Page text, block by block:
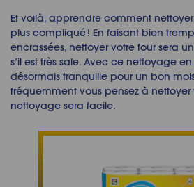
Et voilà, apprendre comment nettoyer
plus compliqué! En faisant bien
encrassées, nettoyer votre foursera un
s’il est très sale. Avec ce nettoyage
désormais tranquille pour un bon
fréquemment vous pensez à nettoyer
nettoyage sera facile.